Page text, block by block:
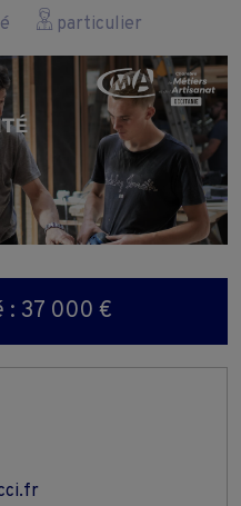
particulier
: 37 000 €